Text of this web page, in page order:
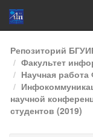
Skip
navigation
Репозиторий
Факультет
Научная
научной
студентов (2019)